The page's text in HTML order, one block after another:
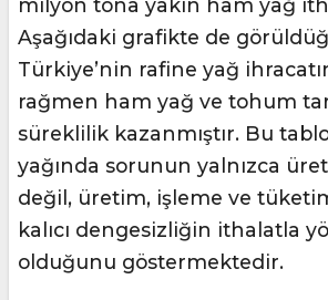
milyon tona yakın ham yağ
Aşağıdaki grafikte de
Türkiye’nin rafine yağ
rağmen ham yağ ve tohum
süreklilik kazanmıştır. Bu
yağında sorunun yalnızca
değil, üretim, işleme ve
kalıcı dengesizliğin ithalatla
olduğunu göstermektedir.